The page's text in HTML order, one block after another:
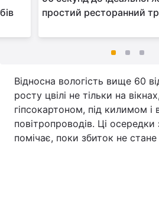
простий ресторанний
Відносна вологість вище 60
росту цвілі не тільки на
гіпсокартоном, під килимом і
повітропроводів. Ці
помічає, поки збиток не